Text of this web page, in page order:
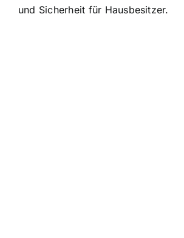
und Sicherheit für Hausbesitzer.